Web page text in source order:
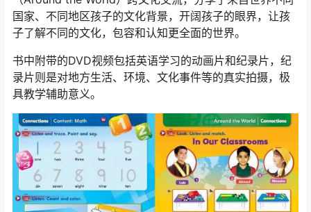
国家、不同地区孩子的文化背景，开阔孩子的眼界，让孩
子了解不同的文化，包容和认知更全面的世界。
书中附带的DVD视频包括英语学习的动画片和纪录片，纪
录片则是对地方生活、环境、文化事件等的真实拍摄，极
具教学辅助意义。